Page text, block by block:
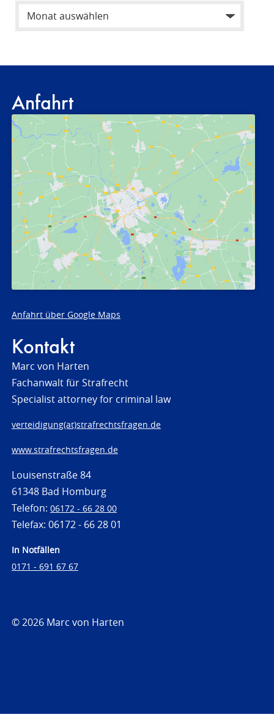
Anfahrt
Anfahrt über Google Maps
Kontakt
Marc von Harten
Fachanwalt für Strafrecht
Specialist attorney for criminal law
verteidigung(at)strafrechtsfragen.de
www.strafrechtsfragen.de
Louisenstraße 84
61348 Bad Homburg
Telefon: 06172 - 66 28 00
Telefax: 06172 - 66 28 01
In Notfällen
0171 - 691 67 67
© 2026 Marc von Harten